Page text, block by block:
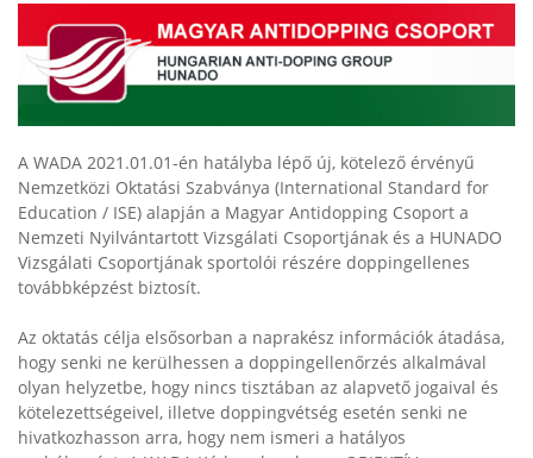
A WADA 2021.01.01-én hatályba lépő új, kötelező érvényű
Nemzetközi Oktatási Szabványa (International Standard for
Education / ISE) alapján a Magyar Antidopping Csoport a
Nemzeti Nyilvántartott Vizsgálati Csoportjának és a HUNADO
Vizsgálati Csoportjának sportolói részére doppingellenes
továbbképzést biztosít.
Az oktatás célja elsősorban a naprakész információk átadása,
hogy senki ne kerülhessen a doppingellenőrzés alkalmával
olyan helyzetbe, hogy nincs tisztában az alapvető jogaival és
kötelezettségeivel, illetve doppingvétség esetén senki ne
hivatkozhasson arra, hogy nem ismeri a hatályos